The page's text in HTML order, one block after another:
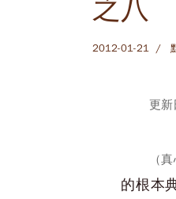
之八
2012-01-21
更
（
的根本